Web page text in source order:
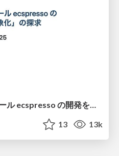
Amazon ECS デプロイツール ecspresso の開発を支える「正しい抽象化」の探求 / YAPC::Fukuoka 2025
13 13k